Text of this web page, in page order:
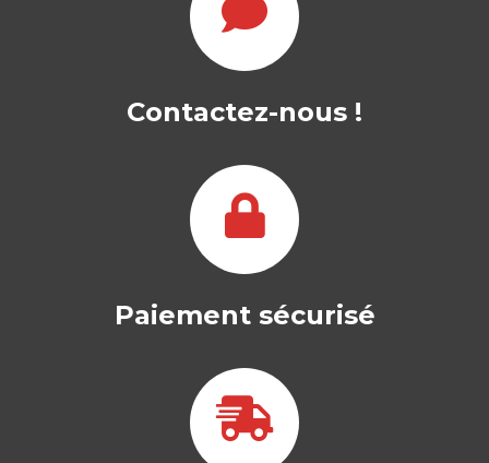
Contactez-nous !
Paiement sécurisé